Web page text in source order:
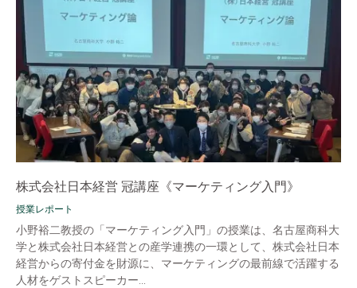
株式会社日本経営 冠講座《マーケティング入門》
授業レポート
小野裕二教授の「マーケティング入門」の授業は、名古屋商科大
学と株式会社日本経営との産学連携の一環として、株式会社日本
経営からの寄付金を財源に、マーケティングの最前線で活躍する
人材をゲストスピーカー...